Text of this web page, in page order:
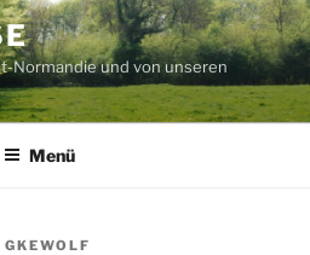
Normandie und von unseren
Menü
GKEWOLF